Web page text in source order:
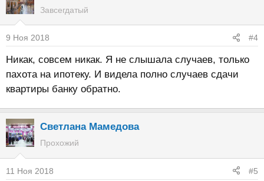
Завсегдатый
9 Ноя 2018 #4
Никак, совсем никак. Я не слышала случаев, только
пахота на ипотеку. И видела полно случаев сдачи
квартиры банку обратно.
Светлана Мамедова
Прохожий
11 Ноя 2018 #5